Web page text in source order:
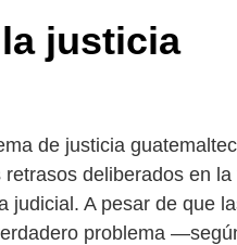
justicia
de justicia
deliberados en
judicial. A pesar de que
problema